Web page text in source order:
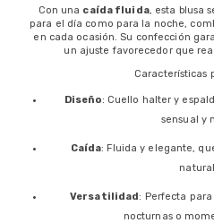
Con una caída fluida, esta blusa
para el día como para la noche,
en cada ocasión. Su confección
un ajuste favorecedor que
Características
Diseño: Cuello halter y
sensual y
Caída: Fluida y elegante,
Versatilidad: Perfecta
nocturnas o